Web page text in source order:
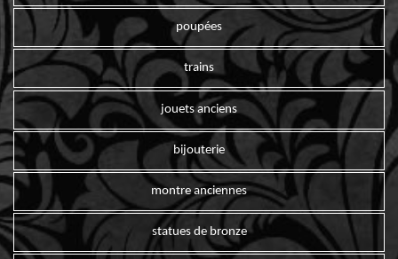
poupées
trains
jouets anciens
bijouterie
montre anciennes
statues de bronze